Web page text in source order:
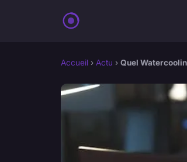
Accueil › Actu › Quel